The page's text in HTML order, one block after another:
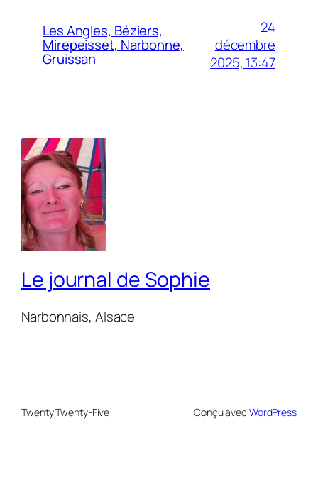
Les Angles, Béziers,
Mirepeisset, Narbonne,
Gruissan
24
décembre
2025, 13:47
Le journal de Sophie
Narbonnais, Alsace
Twenty Twenty-Five Conçu avec WordPress